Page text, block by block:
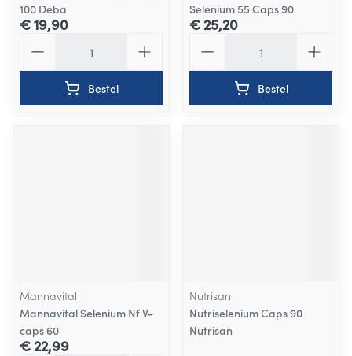
100 Deba
€ 19,90
Bestel
Selenium 55 Caps 90
€ 25,20
Bestel
Mannavital
Mannavital Selenium Nf V-
caps 60
€ 22,99
Nutrisan
Nutriselenium Caps 90
Nutrisan